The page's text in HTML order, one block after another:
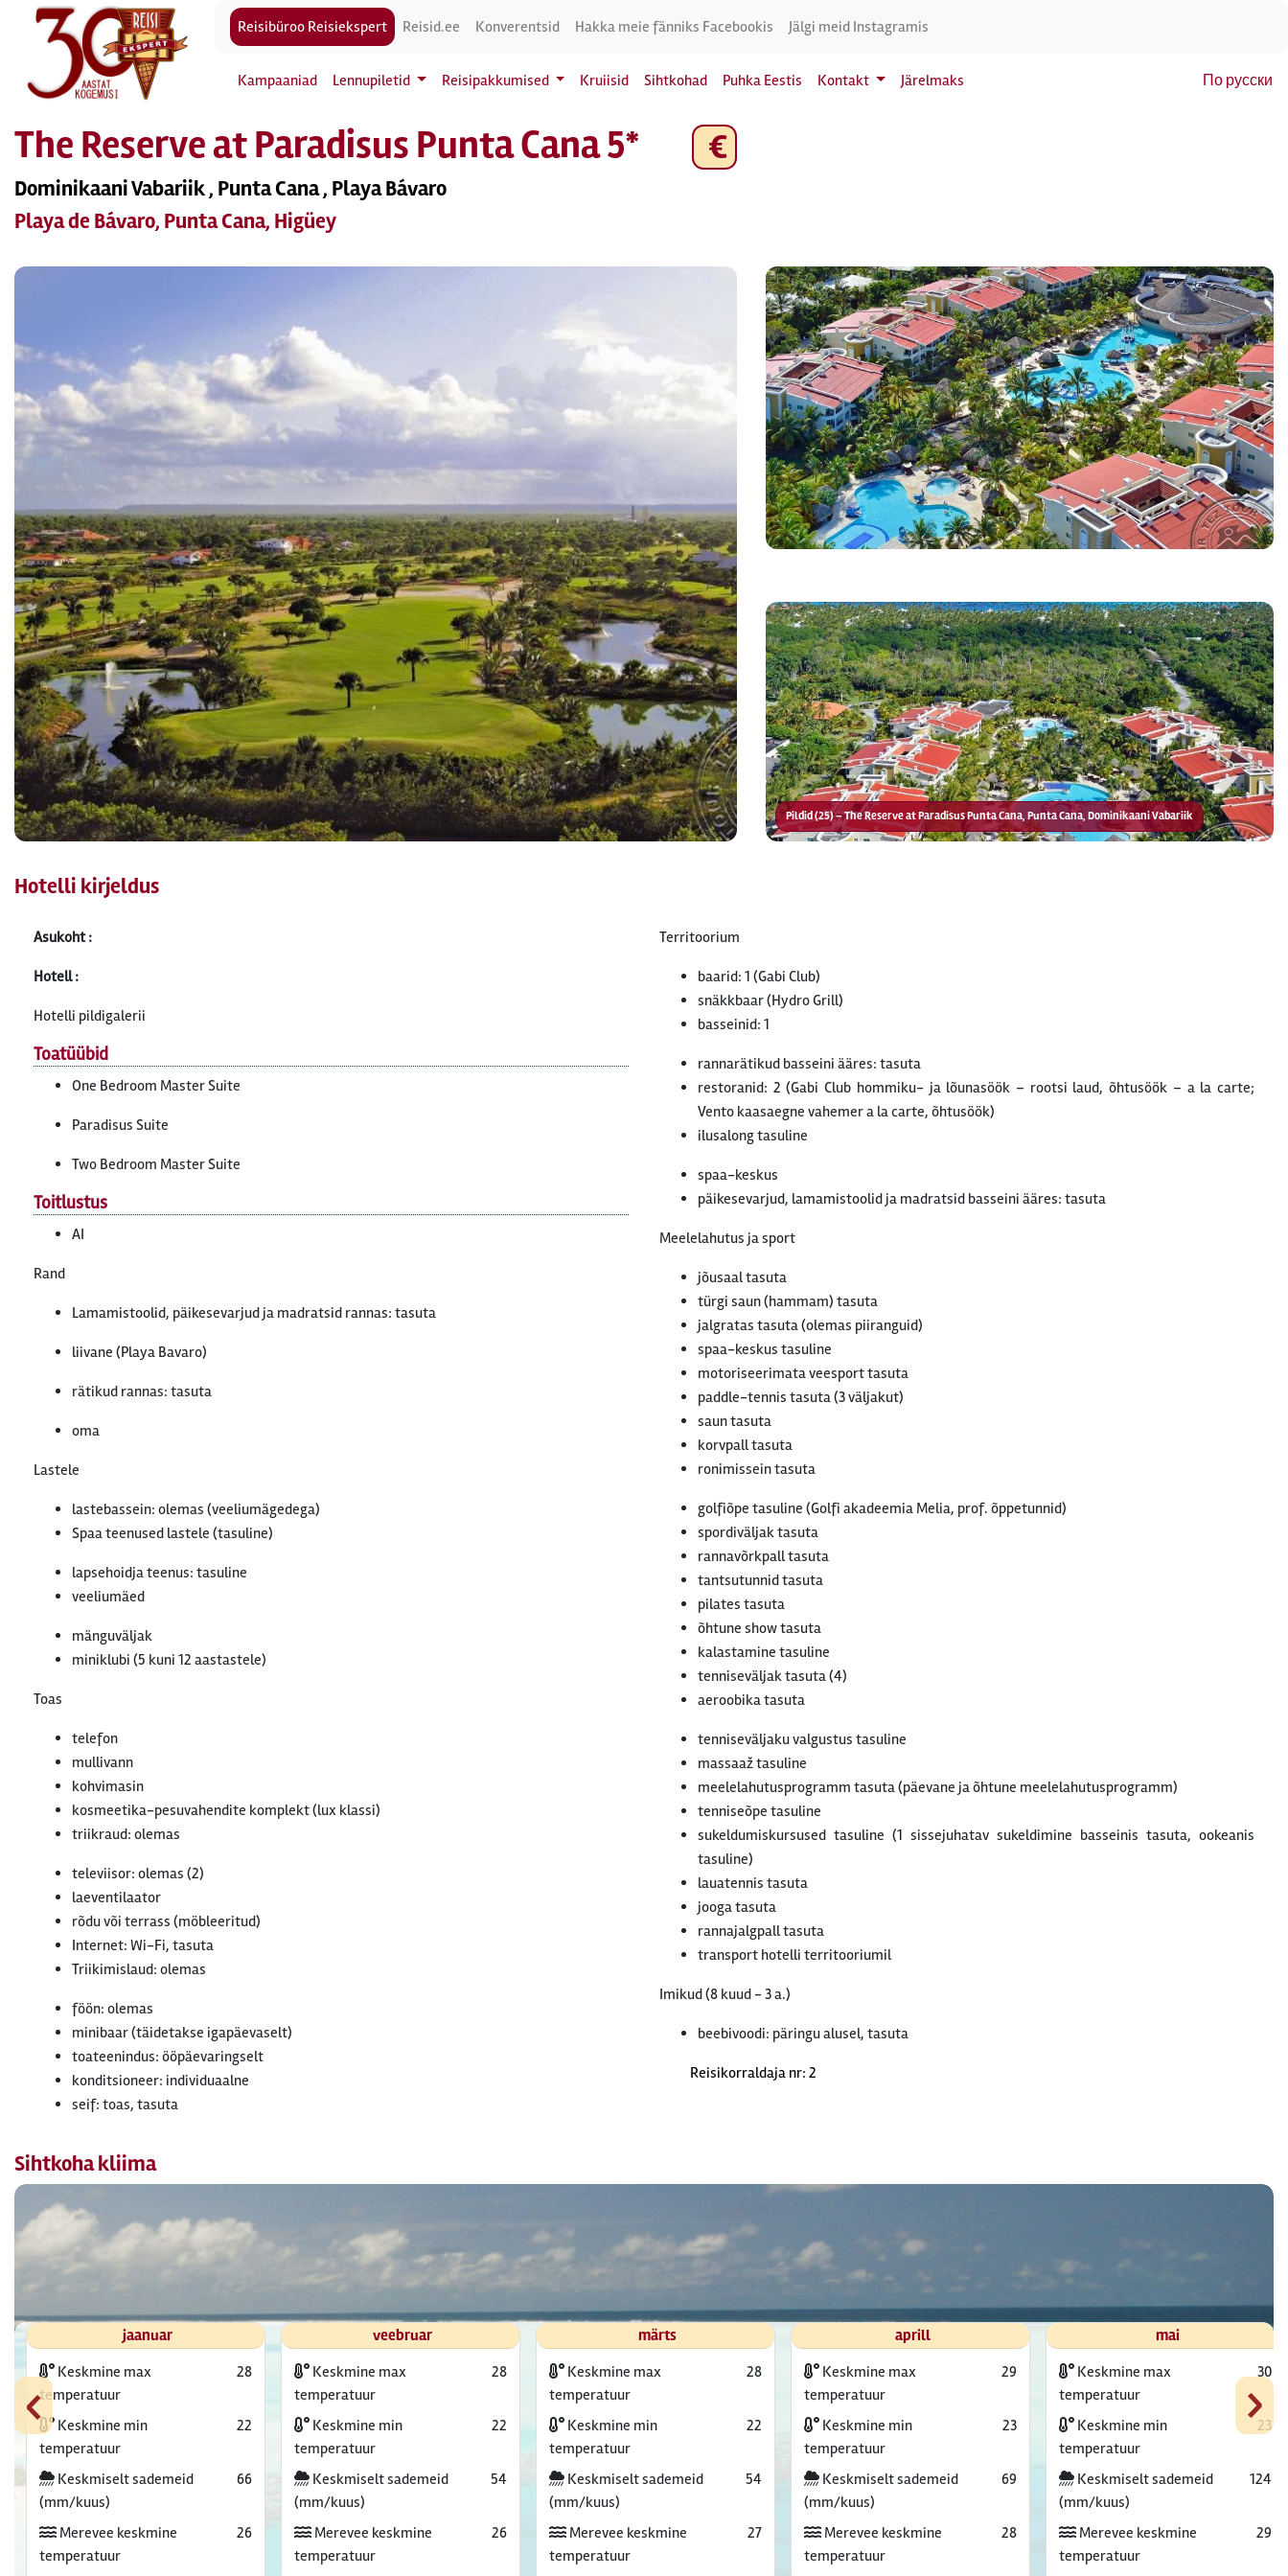
Reisibüroo Reisiekspert Reisid.ee Konverentsid Hakka meie fänniks Facebookis Jälgi meid Instagramis
Kampaaniad Lennupiletid Reisipakkumised Kruiisid Sihtkohad Puhka Eestis Kontakt Järelmaks По русски
The Reserve at Paradisus Punta Cana 5*
Dominikaani Vabariik , Punta Cana , Playa Bávaro
Playa de Bávaro, Punta Cana, Higüey
€
Pildid (25) – The Reserve at Paradisus Punta Cana, Punta Cana, Dominikaani Vabariik
Hotelli kirjeldus
Asukoht :
Hotell :
Hotelli pildigalerii
Toatüübid
One Bedroom Master Suite
Paradisus Suite
Two Bedroom Master Suite
Toitlustus
AI
Rand
Lamamistoolid, päikesevarjud ja madratsid rannas: tasuta
liivane (Playa Bavaro)
rätikud rannas: tasuta
oma
Lastele
lastebassein: olemas (veeliumägedega)
Spaa teenused lastele (tasuline)
lapsehoidja teenus: tasuline
veeliumäed
mänguväljak
miniklubi (5 kuni 12 aastastele)
Toas
telefon
mullivann
kohvimasin
kosmeetika-pesuvahendite komplekt (lux klassi)
triikraud: olemas
televiisor: olemas (2)
laeventilaator
rõdu või terrass (möbleeritud)
Internet: Wi-Fi, tasuta
Triikimislaud: olemas
föön: olemas
minibaar (täidetakse igapäevaselt)
toateenindus: ööpäevaringselt
konditsioneer: individuaalne
seif: toas, tasuta
Territoorium
baarid: 1 (Gabi Club)
snäkkbaar (Hydro Grill)
basseinid: 1
rannarätikud basseini ääres: tasuta
restoranid: 2 (Gabi Club hommiku- ja lõunasöök – rootsi laud, õhtusöök – a la carte;
Vento kaasaegne vahemer a la carte, õhtusöök)
ilusalong tasuline
spaa-keskus
päikesevarjud, lamamistoolid ja madratsid basseini ääres: tasuta
Meelelahutus ja sport
jõusaal tasuta
türgi saun (hammam) tasuta
jalgratas tasuta (olemas piiranguid)
spaa-keskus tasuline
motoriseerimata veesport tasuta
paddle-tennis tasuta (3 väljakut)
saun tasuta
korvpall tasuta
ronimissein tasuta
golfiõpe tasuline (Golfi akadeemia Melia, prof. õppetunnid)
spordiväljak tasuta
rannavõrkpall tasuta
tantsutunnid tasuta
pilates tasuta
õhtune show tasuta
kalastamine tasuline
tenniseväljak tasuta (4)
aeroobika tasuta
tenniseväljaku valgustus tasuline
massaaž tasuline
meelelahutusprogramm tasuta (päevane ja õhtune meelelahutusprogramm)
tenniseõpe tasuline
sukeldumiskursused tasuline (1 sissejuhatav sukeldimine basseinis tasuta, ookeanis
tasuline)
lauatennis tasuta
jooga tasuta
rannajalgpall tasuta
transport hotelli territooriumil
Imikud (8 kuud - 3 a.)
beebivoodi: päringu alusel, tasuta
Reisikorraldaja nr: 2
Sihtkoha kliima
‹ ›
jaanuar
Keskmine max
temperatuur
28
Keskmine min
temperatuur
22
Keskmiselt sademeid
(mm/kuus)
66
Merevee keskmine
temperatuur
26
veebruar
Keskmine max
temperatuur
28
Keskmine min
temperatuur
22
Keskmiselt sademeid
(mm/kuus)
54
Merevee keskmine
temperatuur
26
märts
Keskmine max
temperatuur
28
Keskmine min
temperatuur
22
Keskmiselt sademeid
(mm/kuus)
54
Merevee keskmine
temperatuur
27
aprill
Keskmine max
temperatuur
29
Keskmine min
temperatuur
23
Keskmiselt sademeid
(mm/kuus)
69
Merevee keskmine
temperatuur
28
mai
Keskmine max
temperatuur
30
Keskmine min
temperatuur
23
Keskmiselt sademeid
(mm/kuus)
124
Merevee keskmine
temperatuur
29